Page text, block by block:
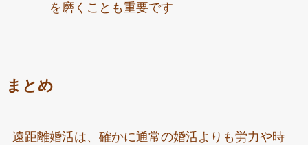
を磨くことも重要です
まとめ
遠距離婚活は、確かに通常の婚活よりも労力や時